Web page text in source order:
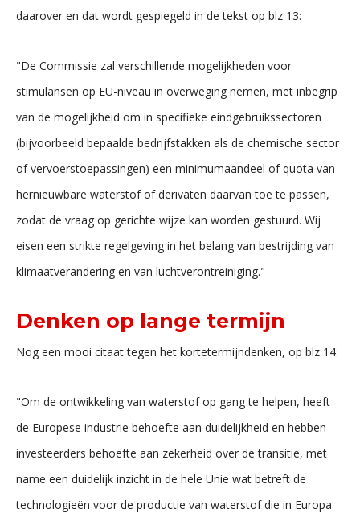
daarover en dat wordt gespiegeld in de tekst op blz 13:
"De Commissie zal verschillende mogelijkheden voor
stimulansen op EU-niveau in overweging nemen, met inbegrip
van de mogelijkheid om in specifieke eindgebruikssectoren
(bijvoorbeeld bepaalde bedrijfstakken als de chemische sector
of vervoerstoepassingen) een minimumaandeel of quota van
hernieuwbare waterstof of derivaten daarvan toe te passen,
zodat de vraag op gerichte wijze kan worden gestuurd. Wij
eisen een strikte regelgeving in het belang van bestrijding van
klimaatverandering en van luchtverontreiniging."
Denken op lange termijn
Nog een mooi citaat tegen het kortetermijndenken, op blz 14:
"Om de ontwikkeling van waterstof op gang te helpen, heeft
de Europese industrie behoefte aan duidelijkheid en hebben
investeerders behoefte aan zekerheid over de transitie, met
name een duidelijk inzicht in de hele Unie wat betreft de
technologieën voor de productie van waterstof die in Europa